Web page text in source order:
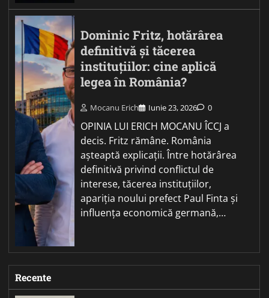
Dominic Fritz, hotărârea
definitivă și tăcerea
instituțiilor: cine aplică
legea în România?
Mocanu Erich Iunie 23, 2026 0
OPINIA LUI ERICH MOCANU ÎCCJ a
decis. Fritz rămâne. România
așteaptă explicații. Între hotărârea
definitivă privind conflictul de
interese, tăcerea instituțiilor,
apariția noului prefect Paul Finta și
influența economică germană,…
Recente